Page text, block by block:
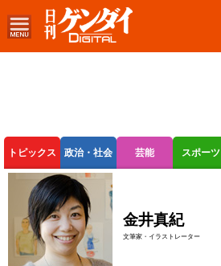
トピックス 政治・社会 芸能 スポーツ
ボートレース 競輪
金井真紀
文筆家・イラストレーター